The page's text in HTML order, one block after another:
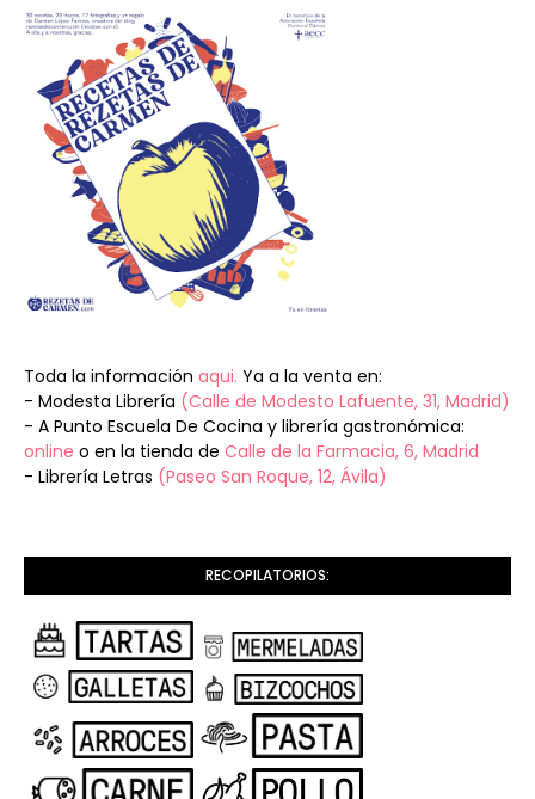
Toda la información aqui. Ya a la venta en:
- Modesta Librería (Calle de Modesto Lafuente, 31, Madrid)
- A Punto Escuela De Cocina y librería gastronómica:
online o en la tienda de Calle de la Farmacia, 6, Madrid
- Librería Letras (Paseo San Roque, 12, Ávila)
RECOPILATORIOS: